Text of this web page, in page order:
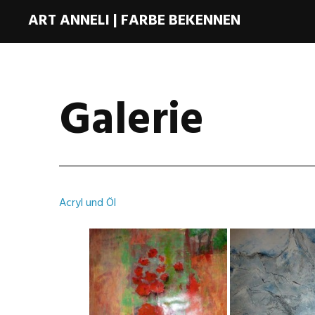
ART ANNELI | FARBE BEKENNEN
Galerie
Acryl und Öl